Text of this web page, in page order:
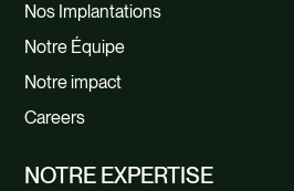
Nos Implantations
Notre Équipe
Notre impact
Careers
NOTRE EXPERTISE